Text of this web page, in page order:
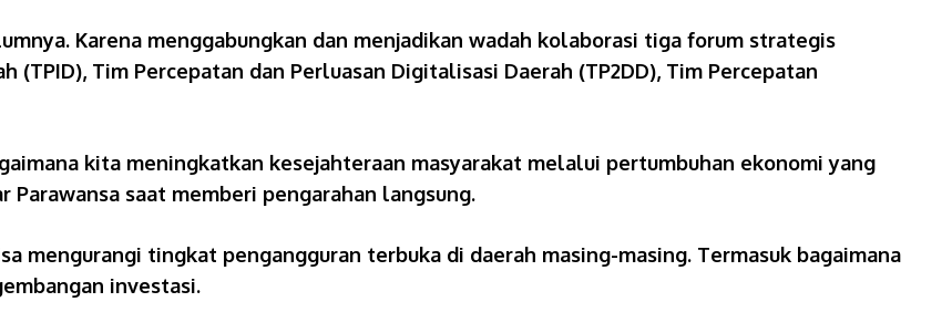
Karena menggabungkan dan menjadikan wadah kolaborasi tiga forum strategis
(TPID), Tim Percepatan dan Perluasan Digitalisasi Daerah (TP2DD), Tim Percepatan
kita meningkatkan kesejahteraan masyarakat melalui pertumbuhan ekonomi yang
Parawansa saat memberi pengarahan langsung.
mengurangi tingkat pengangguran terbuka di daerah masing-masing. Termasuk bagaimana
investasi.